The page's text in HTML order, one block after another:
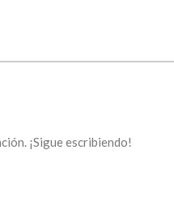
¡Sigue escribiendo!